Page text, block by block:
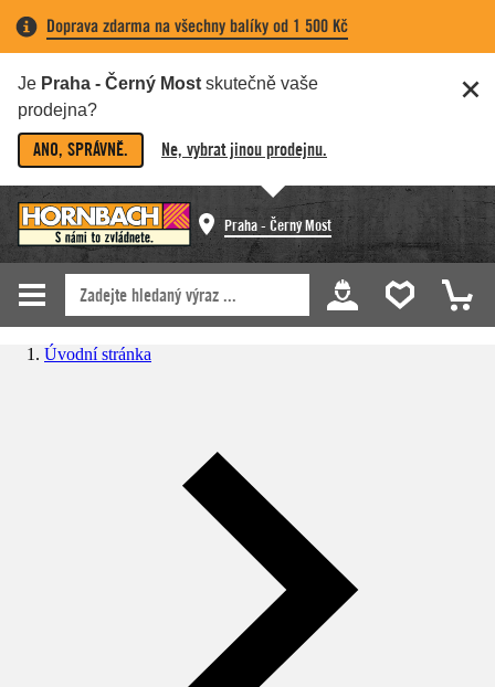
Doprava zdarma na všechny balíky od 1 500 Kč
Je Praha - Černý Most skutečně vaše
prodejna?
ANO, SPRÁVNĚ. Ne, vybrat jinou prodejnu.
Praha - Černý Most
Úvodní stránka